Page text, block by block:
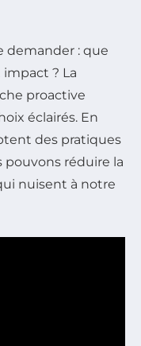
demander : que
? La
proactive
éclairés. En
des pratiques
pouvons réduire la
nuisent à notre